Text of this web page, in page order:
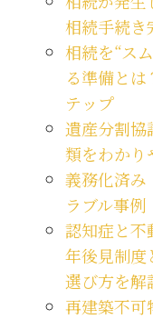
相続手続き
相続を“ス
る準備と
テップ
遺産分割協
類をわかり
義務化済み
ラブル事例
認知症と不
年後見制度
選び方を解
再建築不可